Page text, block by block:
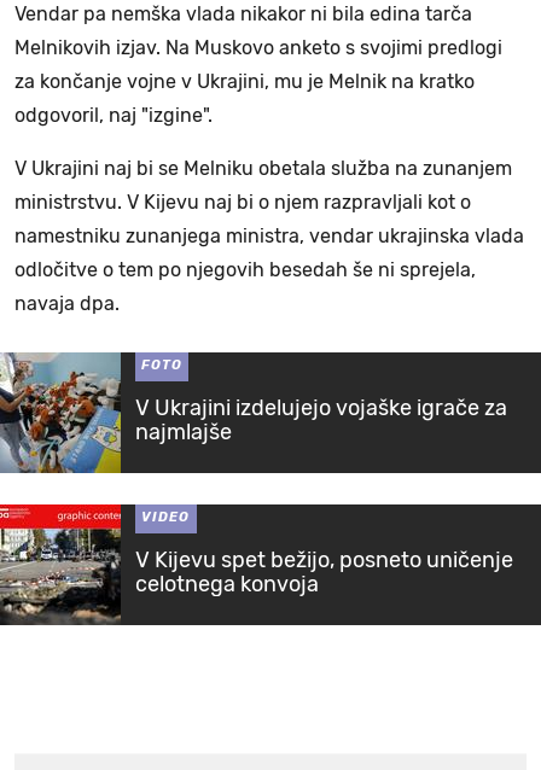
Vendar pa nemška vlada nikakor ni bila edina tarča
Melnikovih izjav. Na Muskovo anketo s svojimi predlogi
za končanje vojne v Ukrajini, mu je Melnik na kratko
odgovoril, naj "izgine".
V Ukrajini naj bi se Melniku obetala služba na zunanjem
ministrstvu. V Kijevu naj bi o njem razpravljali kot o
namestniku zunanjega ministra, vendar ukrajinska vlada
odločitve o tem po njegovih besedah še ni sprejela,
navaja dpa.
FOTO
V Ukrajini izdelujejo vojaške igrače za
najmlajše
VIDEO
V Kijevu spet bežijo, posneto uničenje
celotnega konvoja